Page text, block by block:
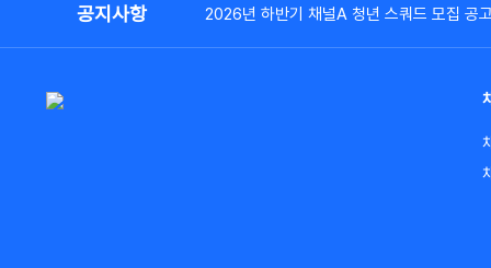
공지사항 2026년 하반기 채널A 청년 스쿼드 모집 공